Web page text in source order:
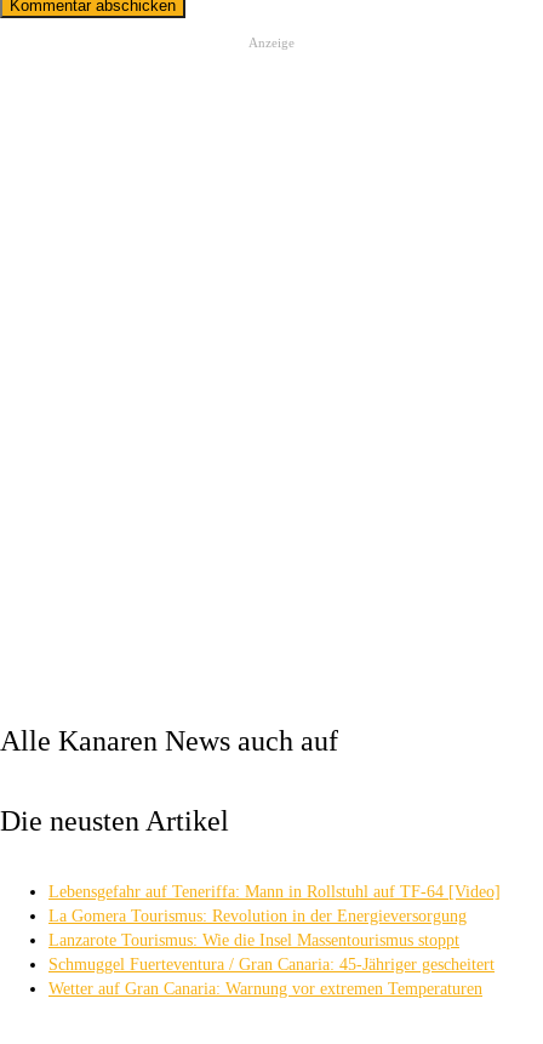
Anzeige
Alle Kanaren News auch auf
Die neusten Artikel
Lebensgefahr auf Teneriffa: Mann in Rollstuhl auf TF-64 [Video]
La Gomera Tourismus: Revolution in der Energieversorgung
Lanzarote Tourismus: Wie die Insel Massentourismus stoppt
Schmuggel Fuerteventura / Gran Canaria: 45-Jähriger gescheitert
Wetter auf Gran Canaria: Warnung vor extremen Temperaturen